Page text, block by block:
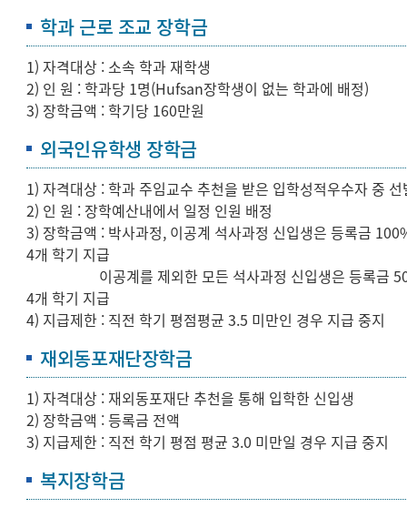
학과 근로 조교 장학금
1) 자격대상 : 소속 학과 재학생
2) 인 원 : 학과당 1명(Hufsan장학생이 없는 학과에 배정)
3) 장학금액 : 학기당 160만원
외국인유학생 장학금
1) 자격대상 : 학과 주임교수 추천을 받은 입학성적우수자 중 선
2) 인 원 : 장학예산내에서 일정 인원 배정
3) 장학금액 : 박사과정, 이공계 석사과정 신입생은 등록금
4개 학기 지급
이공계를 제외한 모든 석사과정 신입생은 등록금
4개 학기 지급
4) 지급제한 : 직전 학기 평점평균 3.5 미만인 경우 지급 중지
재외동포재단장학금
1) 자격대상 : 재외동포재단 추천을 통해 입학한 신입생
2) 장학금액 : 등록금 전액
3) 지급제한 : 직전 학기 평점 평균 3.0 미만일 경우 지급 중지
복지장학금